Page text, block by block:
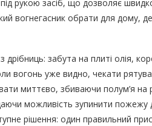
рукою засіб, що дозволяє
вогнегасник обрати для дому,
забута на плиті олія,
вогонь уже видно, чекати
миттєво, збиваючи полум’я на
можливість зупинити
рішення: один правильний